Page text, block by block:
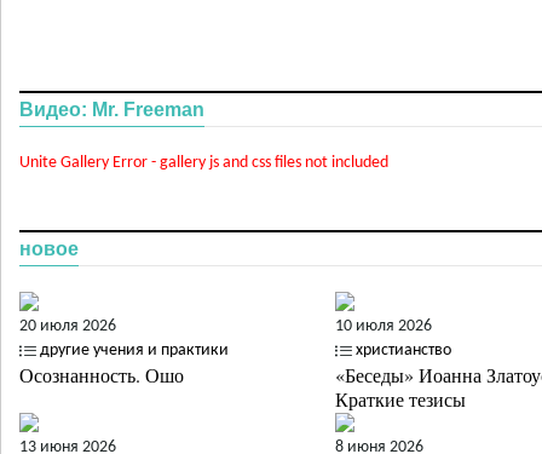
Видео: Mr. Freeman
Unite Gallery Error - gallery js and css files not included
новое
20 июля 2026
другие учения и практики
Осознанность. Ошо
10 июля 2026
христианство
«Беседы» Иоанна
Краткие тезисы
13 июня 2026
8 июня 2026